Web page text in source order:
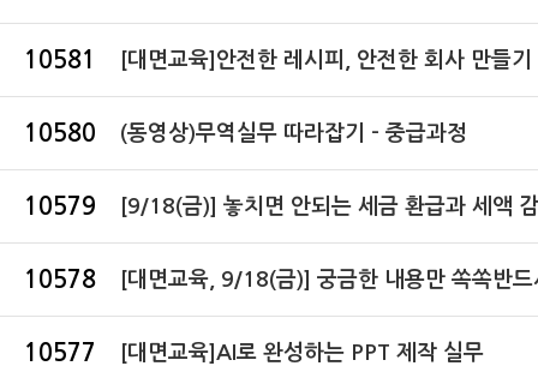
10581 [대면교육]안전한 레시피, 안전한 회사 만들
10580 (동영상)무역실무 따라잡기 - 중급과정
10579 [9/18(금)] 놓치면 안되는 세금 환급과 세액
10578 [대면교육, 9/18(금)] 궁금한 내용만 쏙쏙반드
10577 [대면교육]AI로 완성하는 PPT 제작 실무